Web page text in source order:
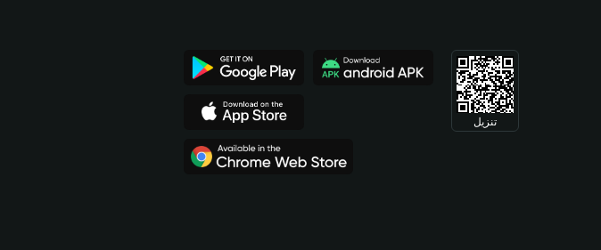
تنزيل